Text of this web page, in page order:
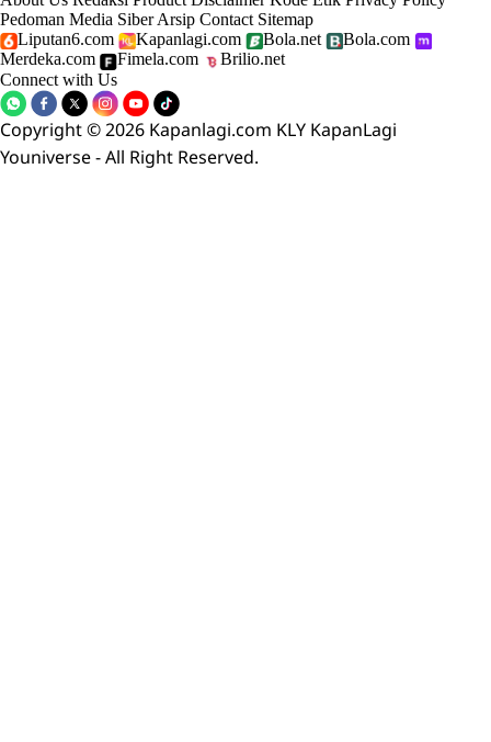
Pedoman Media Siber Arsip Contact Sitemap
Liputan6.com
Kapanlagi.com Bola.net
Bola.com
Merdeka.com
Fimela.com
Brilio.net
Connect with Us
Copyright © 2026 Kapanlagi.com KLY KapanLagi
Youniverse - All Right Reserved.